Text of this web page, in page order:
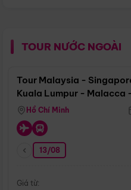
TOUR NƯỚC NGOÀI
Tour Malaysia -
Kuala Lumpur - Malacca
Singapore
Hồ Chí Minh
13/08
Giá từ: